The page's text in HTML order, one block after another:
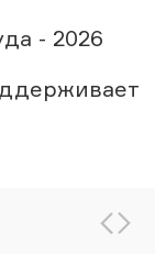
- 2026